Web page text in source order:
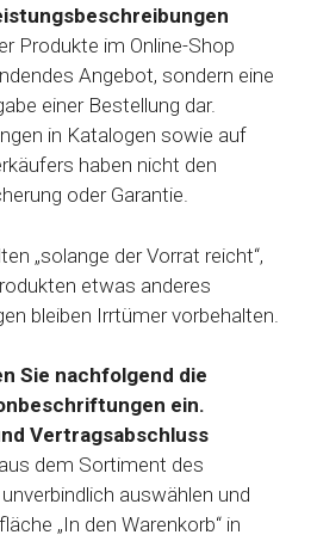
Produkte im Online-Shop
Angebot, sondern eine
einer Bestellung dar.
in Katalogen sowie auf
haben nicht den
oder Garantie.
„solange der Vorrat reicht“,
etwas anderes
bleiben Irrtümer vorbehalten.
Sie nachfolgend die
ein.
Vertragsabschluss
dem Sortiment des
auswählen und
„In den Warenkorb“ in